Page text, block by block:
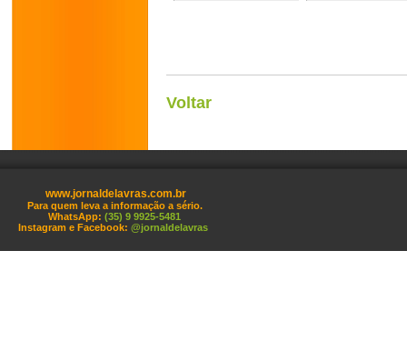
Voltar
www.jornaldelavras.com.br
Para quem leva a informação a sério.
WhatsApp: (35) 9 9925-5481
Instagram e Facebook: @jornaldelavras